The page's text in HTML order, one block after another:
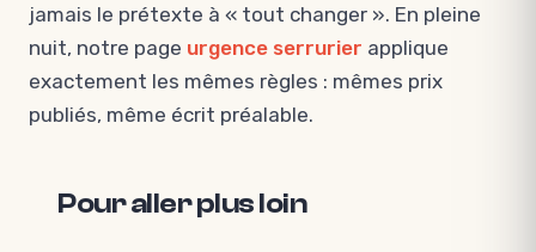
jamais le prétexte à « tout changer ». En pleine
nuit, notre page urgence serrurier applique
exactement les mêmes règles : mêmes prix
publiés, même écrit préalable.
Pour aller plus loin